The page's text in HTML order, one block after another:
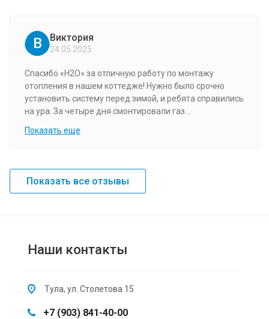
В Виктория
24.05.2025
Спасибо «H2O» за отличную работу по монтажу
отопления в нашем коттедже! Нужно было срочно
установить систему перед зимой, и ребята справились
на ура. За четыре дня смонтировали газ...
Показать еще
Показать все отзывы
Наши контакты
Тула, ул. Столетова 15
+7 (903) 841-40-00